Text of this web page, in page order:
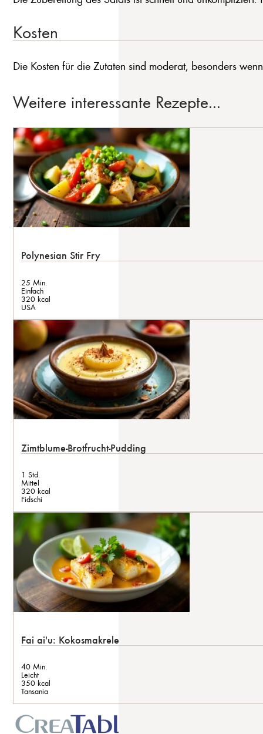
Kosten
Die Kosten für die Zutaten sind moderat, besonders
Weitere interessante Rezepte...
Polynesian Stir Fry
25 Min.
Einfach
320 kcal
USA
Zimtblume-Brotfrucht-Pudding
1 Std.
Mittel
320 kcal
Fidschi
Fai ai'u: Kokosmakrele
40 Min.
Leicht
350 kcal
Tansania